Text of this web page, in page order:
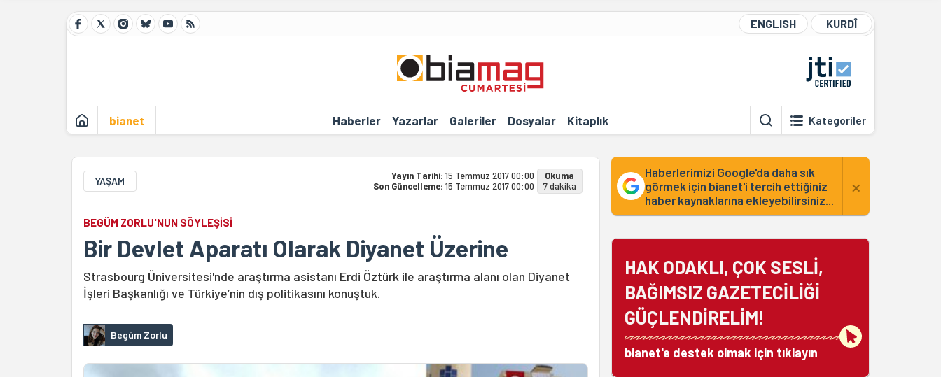
ENGLISH KURDÎ
bianet Haberler Yazarlar Galeriler Dosyalar Kitaplık Kategoriler
YAŞAM Yayın Tarihi: 15 Temmuz 2017 00:00
Son Güncelleme: 15 Temmuz 2017 00:00
Okuma
7 dakika
BEGÜM ZORLU'NUN SÖYLEŞİSİ
Bir Devlet Aparatı Olarak Diyanet Üzerine
Strasbourg Üniversitesi'nde araştırma asistanı Erdi Öztürk ile araştırma alanı olan Diyanet
İşleri Başkanlığı ve Türkiye’nin dış politikasını konuştuk.
Begüm Zorlu
Haberlerimizi Google'da daha sık
görmek için bianet'i tercih ettiğiniz
haber kaynaklarına ekleyebilirsiniz...
×
HAK ODAKLI, ÇOK SESLİ,
BAĞIMSIZ GAZETECİLİĞİ
GÜÇLENDİRELİM!
bianet'e destek olmak için tıklayın